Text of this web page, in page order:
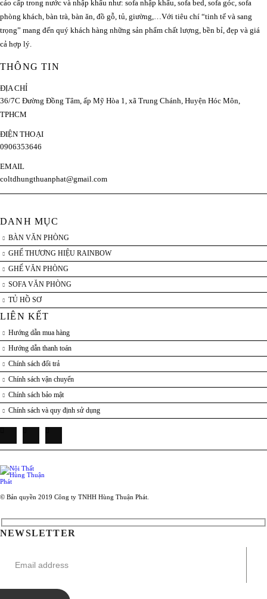
cáo cấp trong nước và nhập khẩu như: sofa nhập khẩu, sofa bed, sofa góc, sofa
phòng khách, bàn trà, bàn ăn, đồ gỗ, tủ, giường,…Với tiêu chí “tinh tế và sang
trọng” mang đến quý khách hàng những sản phẩm chất lượng, bền bỉ, đẹp và giá
cả hợp lý.
THÔNG TIN
ĐỊA CHỈ
36/7C Đường Đồng Tâm, ấp Mỹ Hòa 1, xã Trung Chánh, Huyện Hóc Môn,
TPHCM
ĐIỆN THOẠI
0906353646
EMAIL
coltdhungthuanphat@gmail.com
DANH MỤC
BÀN VĂN PHÒNG
GHẾ THƯƠNG HIỆU RAINBOW
GHẾ VĂN PHÒNG
SOFA VĂN PHÒNG
TỦ HỒ SƠ
LIÊN KẾT
Hướng dẫn mua hàng
Hướng dẫn thanh toán
Chính sách đổi trả
Chính sách vận chuyển
Chính sách bảo mật
Chính sách và quy định sử dụng
© Bản quyền 2019 Công ty TNHH Hùng Thuận Phát.
NEWSLETTER